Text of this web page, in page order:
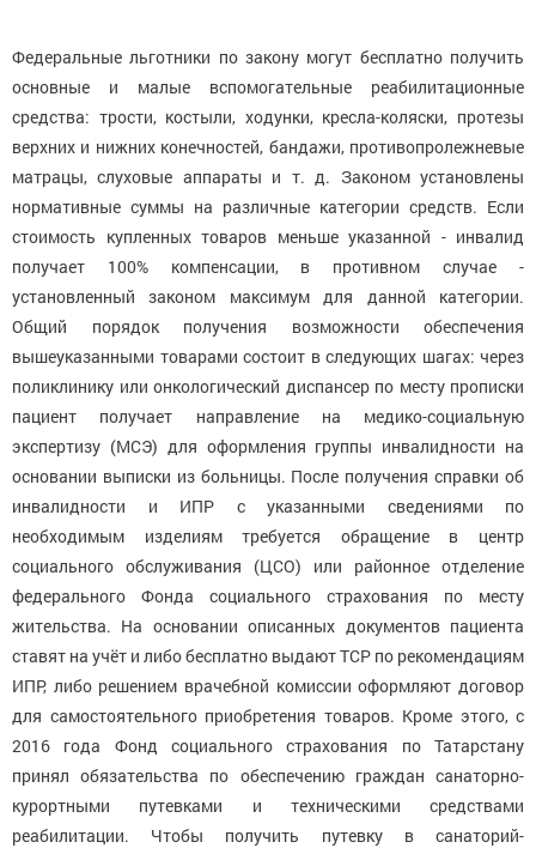
Федеральные льготники по закону могут бесплатно получить
основные и малые вспомогательные реабилитационные
средства: трости, костыли, ходунки, кресла-коляски, протезы
верхних и нижних конечностей, бандажи, противопролежневые
матрацы, слуховые аппараты и т. д. Законом установлены
нормативные суммы на различные категории средств. Если
стоимость купленных товаров меньше указанной - инвалид
получает 100% компенсации, в противном случае -
установленный законом максимум для данной категории.
Общий порядок получения возможности обеспечения
вышеуказанными товарами состоит в следующих шагах: через
поликлинику или онкологический диспансер по месту прописки
пациент получает направление на медико-социальную
экспертизу (МСЭ) для оформления группы инвалидности на
основании выписки из больницы. После получения справки об
инвалидности и ИПР с указанными сведениями по
необходимым изделиям требуется обращение в центр
социального обслуживания (ЦСО) или районное отделение
федерального Фонда социального страхования по месту
жительства. На основании описанных документов пациента
ставят на учёт и либо бесплатно выдают ТСР по рекомендациям
ИПР, либо решением врачебной комиссии оформляют договор
для самостоятельного приобретения товаров. Кроме этого, с
2016 года Фонд социального страхования по Татарстану
принял обязательства по обеспечению граждан санаторно-
курортными путевками и техническими средствами
реабилитации. Чтобы получить путевку в санаторий-